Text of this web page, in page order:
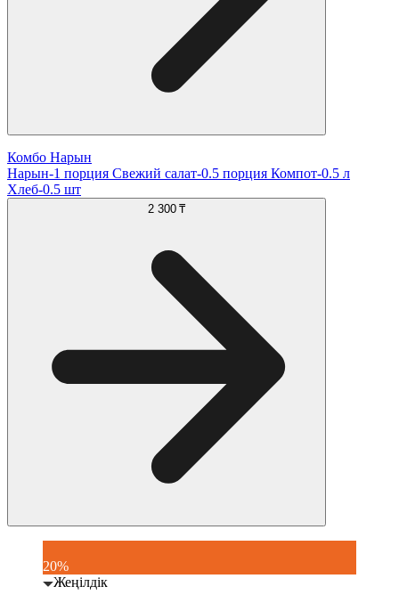
Комбо Нарын
Нарын-1 порция Свежий салат-0.5 порция Компот-0.5 л
Хлеб-0.5 шт
2 300 ₸
20%
Жеңілдік